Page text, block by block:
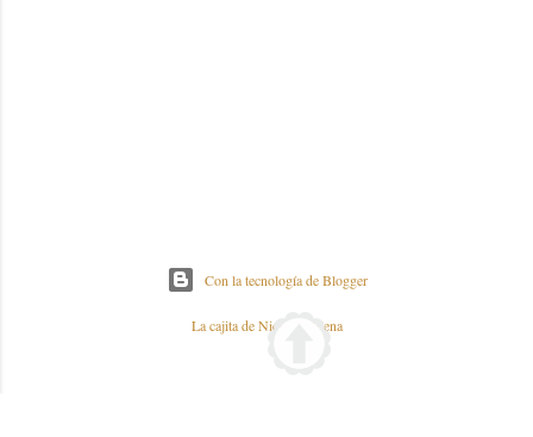
Con la tecnología de Blogger
La cajita de Nieves y Elena